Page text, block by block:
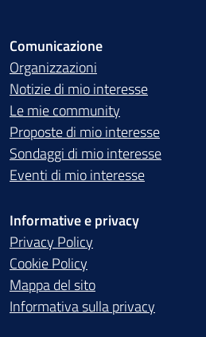
Comunicazione
Organizzazioni
Notizie di mio interesse
Le mie community
Proposte di mio interesse
Sondaggi di mio interesse
Eventi di mio interesse
Informative e privacy
Privacy Policy
Cookie Policy
Mappa del sito
Informativa sulla privacy